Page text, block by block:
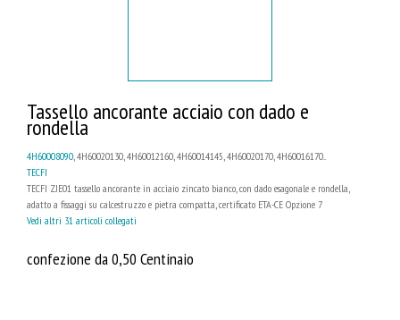
Tassello ancorante acciaio con dado e
rondella
4H60008090 , 4H60020130, 4H60012160, 4H60014145, 4H60020170, 4H60016170...
TECFI
TECFI ZJE01 tassello ancorante in acciaio zincato bianco, con dado esagonale e rondella,
adatto a fissaggi su calcestruzzo e pietra compatta, certificato ETA-CE Opzione 7
Vedi altri 31 articoli collegati
confezione da 0,50 Centinaio